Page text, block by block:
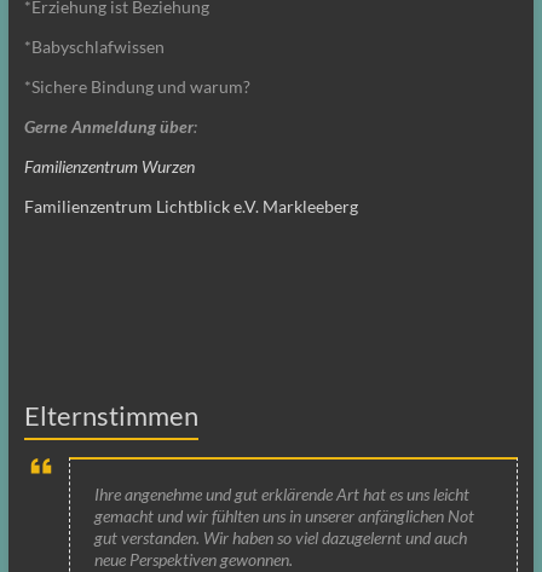
*Erziehung ist Beziehung
*Babyschlafwissen
*Sichere Bindung und warum?
Gerne Anmeldung über:
Familienzentrum Wurzen
Familienzentrum Lichtblick e.V. Markleeberg
Elternstimmen
Ihre angenehme und gut erklärende Art hat es uns leicht
gemacht und wir fühlten uns in unserer anfänglichen Not
gut verstanden. Wir haben so viel dazugelernt und auch
neue Perspektiven gewonnen.